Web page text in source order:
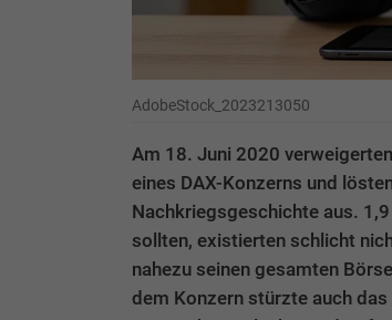
AdobeStock_2023213050
Am 18. Juni 2020
eines DAX-Konzerns und
Nachkriegsgeschichte aus.
sollten, existierten schlicht
nahezu seinen gesamten
dem Konzern stürzte auch